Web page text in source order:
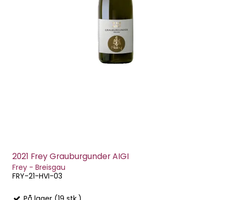
2021 Frey Grauburgunder AIGI
Frey - Breisgau
FRY-21-HVI-03